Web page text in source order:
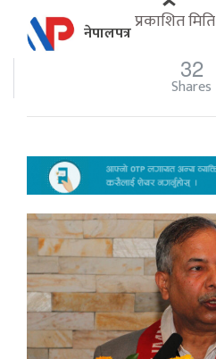
नेपालपत्रप्रकाशित
32
Shares